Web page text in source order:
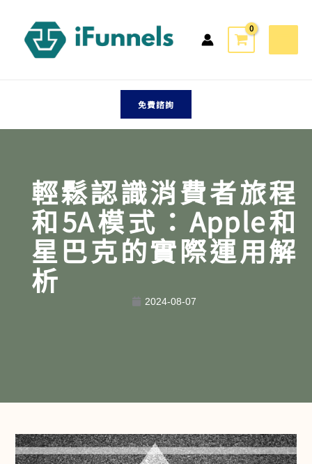
免費諮詢
輕鬆認識消費者旅程
和5A模式：Apple和
星巴克的實際運用解
析
2024-08-07